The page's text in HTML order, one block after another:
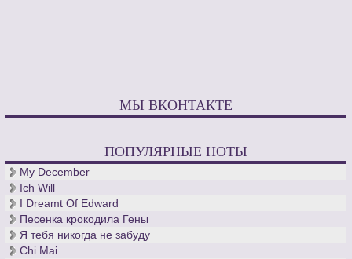
МЫ ВКОНТАКТЕ
ПОПУЛЯРНЫЕ НОТЫ
My December
Ich Will
I Dreamt Of Edward
Песенка крокодила Гены
Я тебя никогда не забуду
Chi Mai